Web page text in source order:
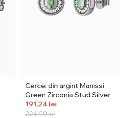
Cercei din argint Manissi
Green Zirconia Stud Silver
224,99lei
191,24 lei